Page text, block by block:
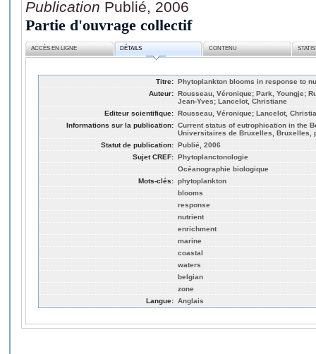
Publication Publié, 2006
Partie d'ouvrage collectif
ACCÈS EN LIGNE DÉTAILS CONTENU
Titre: Phytoplankton blooms in response to
Auteur: Rousseau, Véronique; Park, Youngje;
Jean-Yves; Lancelot, Christiane
Editeur scientifique: Rousseau, Véronique; Lancelot,
Informations sur la publication: Current status of eutrophication in the
Universitaires de Bruxelles, Bruxelles,
Statut de publication: Publié, 2006
Sujet CREF: Phytoplanctonologie
Océanographie biologique
Mots-clés: phytoplankton
blooms
response
nutrient
enrichment
marine
coastal
waters
belgian
zone
Langue: Anglais